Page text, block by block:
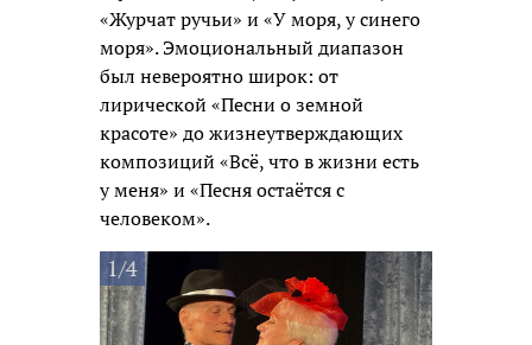
«Журчат ручьи» и «У моря, у синего
моря». Эмоциональный диапазон
был невероятно широк: от
лирической «Песни о земной
красоте» до жизнеутверждающих
композиций «Всё, что в жизни есть
у меня» и «Песня остаётся с
человеком».
1/4